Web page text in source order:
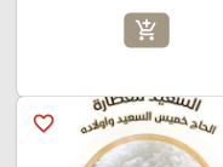
add_shopping_cart
favorite_border